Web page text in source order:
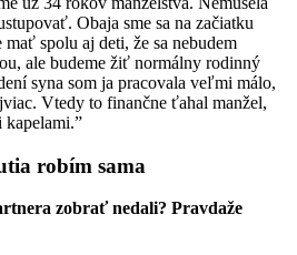
Obaja sme sa na začiatku
spolu aj deti, že sa nebudem
ale budeme žiť normálny rodinný
syna som ja pracovala veľmi málo,
Vtedy to finančne ťahal manžel,
kapelami.”
robím sama
zobrať nedali? Pravdaže